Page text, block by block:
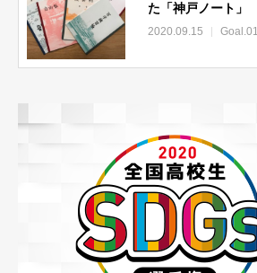
た「神戸ノート」
2020.09.15 Goal.01